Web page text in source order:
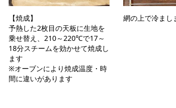
【焼成】
予熱した2枚目の天板に生地を
乗せ替え、210～220℃で17～
18分スチームを効かせて焼成し
ます
※オーブンにより焼成温度・時
間に違いがあります
網の上で冷まし